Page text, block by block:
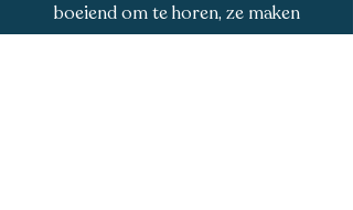
boeiend om te horen, ze maken